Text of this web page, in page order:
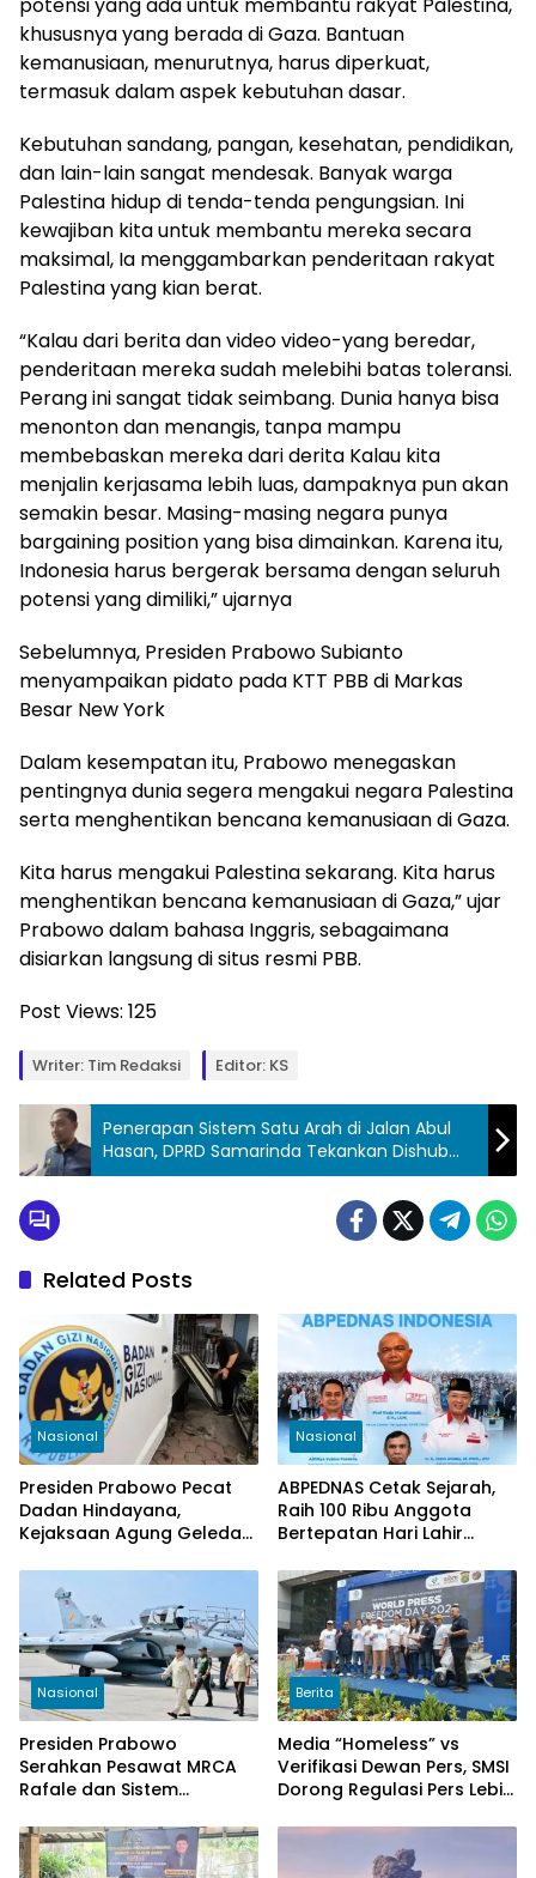
potensi yang ada untuk membantu rakyat Palestina,
khususnya yang berada di Gaza. Bantuan
kemanusiaan, menurutnya, harus diperkuat,
termasuk dalam aspek kebutuhan dasar.
Kebutuhan sandang, pangan, kesehatan, pendidikan,
dan lain-lain sangat mendesak. Banyak warga
Palestina hidup di tenda-tenda pengungsian. Ini
kewajiban kita untuk membantu mereka secara
maksimal, Ia menggambarkan penderitaan rakyat
Palestina yang kian berat.
“Kalau dari berita dan video video-yang beredar,
penderitaan mereka sudah melebihi batas toleransi.
Perang ini sangat tidak seimbang. Dunia hanya bisa
menonton dan menangis, tanpa mampu
membebaskan mereka dari derita Kalau kita
menjalin kerjasama lebih luas, dampaknya pun akan
semakin besar. Masing-masing negara punya
bargaining position yang bisa dimainkan. Karena itu,
Indonesia harus bergerak bersama dengan seluruh
potensi yang dimiliki,” ujarnya
Sebelumnya, Presiden Prabowo Subianto
menyampaikan pidato pada KTT PBB di Markas
Besar New York
Dalam kesempatan itu, Prabowo menegaskan
pentingnya dunia segera mengakui negara Palestina
serta menghentikan bencana kemanusiaan di Gaza.
Kita harus mengakui Palestina sekarang. Kita harus
menghentikan bencana kemanusiaan di Gaza,” ujar
Prabowo dalam bahasa Inggris, sebagaimana
disiarkan langsung di situs resmi PBB.
Post Views: 125
Writer: Tim Redaksi Editor: KS
Penerapan Sistem Satu Arah di Jalan Abul
Hasan, DPRD Samarinda Tekankan Dishub
Harus Siap Evaluasi dan Memperbaiki
Related Posts
Nasional
Presiden Prabowo Pecat
Dadan Hindayana,
Kejaksaan Agung Geledah
Nasional
ABPEDNAS Cetak Sejarah,
Raih 100 Ribu Anggota
Bertepatan Hari Lahir
Nasional
Presiden Prabowo
Serahkan Pesawat MRCA
Rafale dan Sistem
Perkuat Pertahanan Udara
Nasional
Berita
Media “Homeless” vs
Verifikasi Dewan Pers, SMSI
Dorong Regulasi Pers Lebih